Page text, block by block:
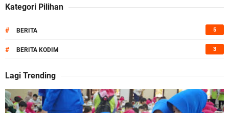
Kategori Pilihan
# BERITA 5
# BERITA KODIM 3
Lagi Trending